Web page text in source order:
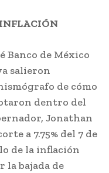
Banco de México
salieron
de cómo
dentro del
Jonathan
a 7.75% del 7 de
de la inflación
la bajada de